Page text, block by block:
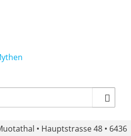
• Hauptstrasse 48 • 6436